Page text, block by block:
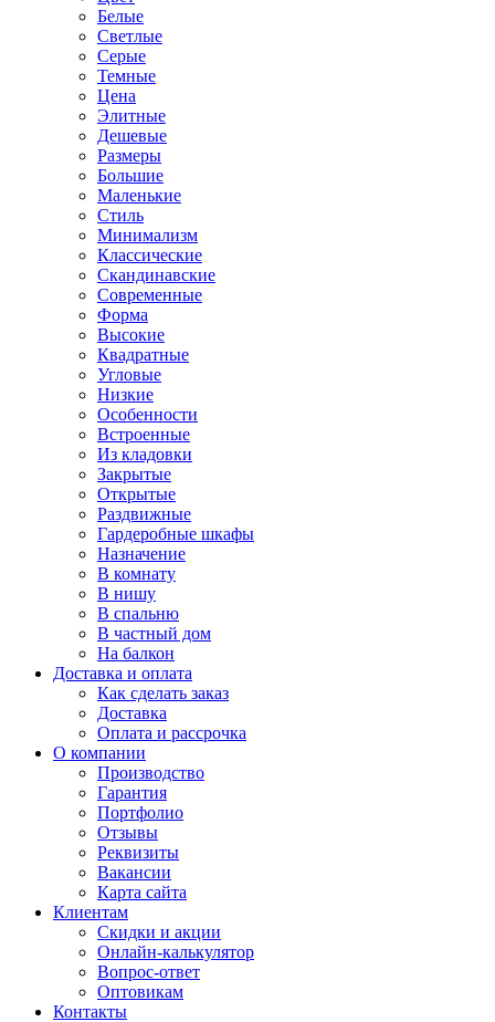
Белые
Светлые
Серые
Темные
Цена
Элитные
Дешевые
Размеры
Большие
Маленькие
Стиль
Минимализм
Классические
Скандинавские
Современные
Форма
Высокие
Квадратные
Угловые
Низкие
Особенности
Встроенные
Из кладовки
Закрытые
Открытые
Раздвижные
Гардеробные шкафы
Назначение
В комнату
В нишу
В спальню
В частный дом
На балкон
Доставка и оплата
Как сделать заказ
Доставка
Оплата и рассрочка
О компании
Производство
Гарантия
Портфолио
Отзывы
Реквизиты
Вакансии
Карта сайта
Клиентам
Скидки и акции
Онлайн-калькулятор
Вопрос-ответ
Оптовикам
Контакты